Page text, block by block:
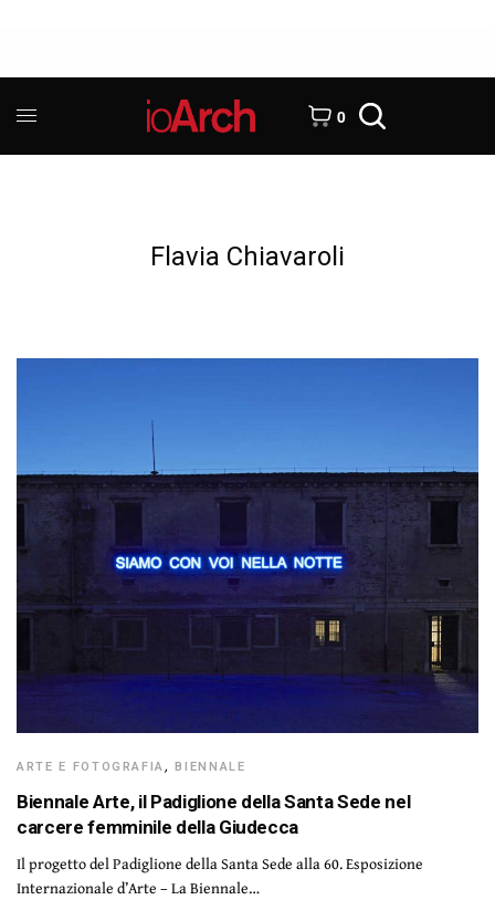
0
Flavia Chiavaroli
ARTE E FOTOGRAFIA,BIENNALE
Biennale Arte, il Padiglione della Santa Sede nel
carcere femminile della Giudecca
Il progetto del Padiglione della Santa Sede alla 60. Esposizione
Internazionale d’Arte – La Biennale…